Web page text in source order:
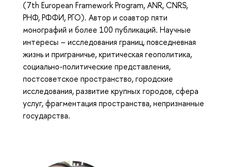
(7th European Framework Program, ANR, CNRS,
РНФ, РФФИ, РГО). Автор и соавтор пяти
монографий и более 100 публикаций. Научные
интересы – исследования границ, повседневная
жизнь и приграничье, критическая геополитика,
социально-политические представления,
постсоветское пространство, городские
исследования, развитие крупных городов, сфера
услуг, фрагментация пространства, непризнанные
государства.